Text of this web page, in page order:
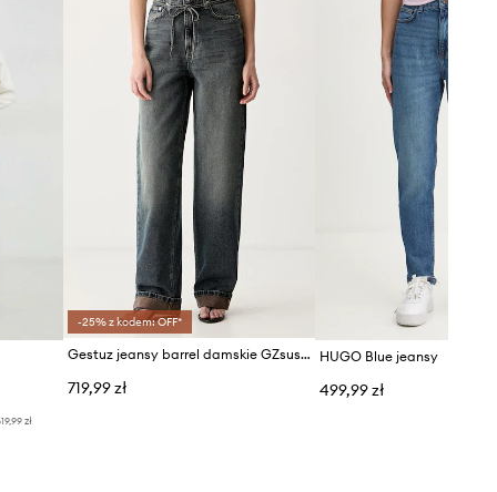
zł
-25% z kodem: OFF*
Gestuz jeansy barrel damskie GZsusara
719,99 zł
HUGO Blue jeansy
499,99 zł